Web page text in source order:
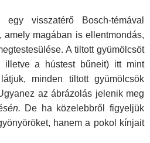
egy visszatérő Bosch-témával
amely magában is ellentmondás,
A tiltott gyümölcsöt
illetve a hústest bűneit) itt mint
minden tiltott gyü­mölcsök
az ábrázolás jelenik meg
De ha közelebbről figyeljük
hanem a pokol kínjait